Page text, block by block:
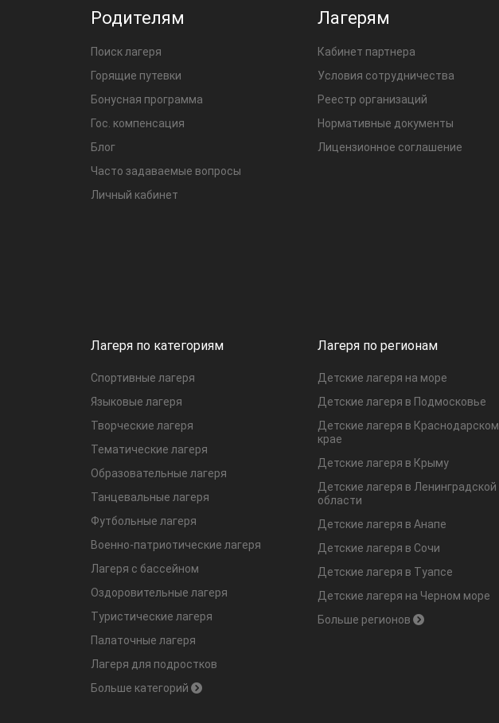
Родителям
Поиск лагеря
Горящие путевки
Бонусная программа
Гос. компенсация
Блог
Часто задаваемые вопросы
Личный кабинет
Лагерям
Кабинет партнера
Условия сотрудничества
Реестр организаций
Нормативные документы
Лицензионное соглашение
Лагеря по категориям
Спортивные лагеря
Языковые лагеря
Творческие лагеря
Тематические лагеря
Образовательные лагеря
Танцевальные лагеря
Футбольные лагеря
Военно-патриотические лагеря
Лагеря с бассейном
Оздоровительные лагеря
Туристические лагеря
Палаточные лагеря
Лагеря для подростков
Больше категорий
Лагеря по регионам
Детские лагеря на море
Детские лагеря в Подмосковье
Детские лагеря в Краснодарском
крае
Детские лагеря в Крыму
Детские лагеря в Ленинградской
области
Детские лагеря в Анапе
Детские лагеря в Сочи
Детские лагеря в Туапсе
Детские лагеря на Черном море
Больше регионов